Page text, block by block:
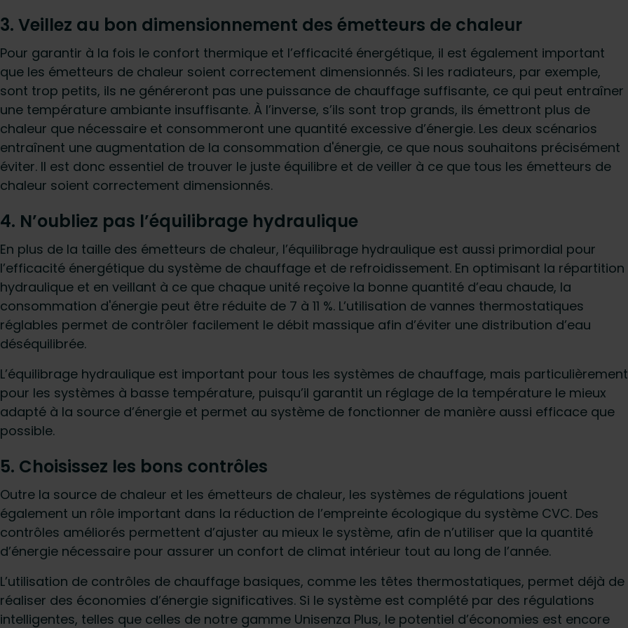
3. Veillez au bon dimensionnement des émetteurs de chaleur
Pour garantir à la fois le confort thermique et l’efficacité énergétique, il est également important
que les émetteurs de chaleur soient correctement dimensionnés. Si les radiateurs, par exemple,
sont trop petits, ils ne généreront pas une puissance de chauffage suffisante, ce qui peut entraîner
une température ambiante insuffisante. À l’inverse, s’ils sont trop grands, ils émettront plus de
chaleur que nécessaire et consommeront une quantité excessive d’énergie. Les deux scénarios
entraînent une augmentation de la consommation d'énergie, ce que nous souhaitons précisément
éviter. Il est donc essentiel de trouver le juste équilibre et de veiller à ce que tous les émetteurs de
chaleur soient correctement dimensionnés.
4. N’oubliez pas l’équilibrage hydraulique
En plus de la taille des émetteurs de chaleur, l’équilibrage hydraulique est aussi primordial pour
l’efficacité énergétique du système de chauffage et de refroidissement. En optimisant la répartition
hydraulique et en veillant à ce que chaque unité reçoive la bonne quantité d’eau chaude, la
consommation d'énergie peut être réduite de 7 à 11 %. L’utilisation de vannes thermostatiques
réglables permet de contrôler facilement le débit massique afin d’éviter une distribution d’eau
déséquilibrée.
L’équilibrage hydraulique est important pour tous les systèmes de chauffage, mais particulièrement
pour les systèmes à basse température, puisqu’il garantit un réglage de la température le mieux
adapté à la source d’énergie et permet au système de fonctionner de manière aussi efficace que
possible.
5. Choisissez les bons contrôles
Outre la source de chaleur et les émetteurs de chaleur, les systèmes de régulations jouent
également un rôle important dans la réduction de l’empreinte écologique du système CVC. Des
contrôles améliorés permettent d’ajuster au mieux le système, afin de n’utiliser que la quantité
d’énergie nécessaire pour assurer un confort de climat intérieur tout au long de l’année.
L’utilisation de contrôles de chauffage basiques, comme les têtes thermostatiques, permet déjà de
réaliser des économies d’énergie significatives. Si le système est complété par des régulations
intelligentes, telles que celles de notre gamme Unisenza Plus, le potentiel d’économies est encore